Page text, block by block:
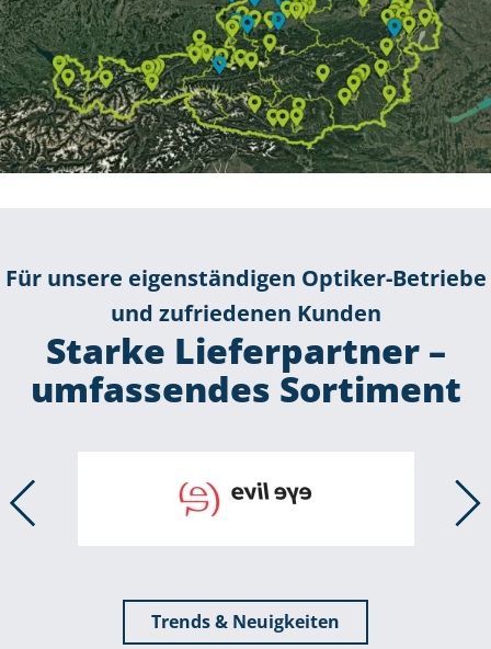
Für unsere eigenständigen Optiker-Betriebe
und zufriedenen Kunden
Starke Lieferpartner –
umfassendes Sortiment
Trends & Neuigkeiten